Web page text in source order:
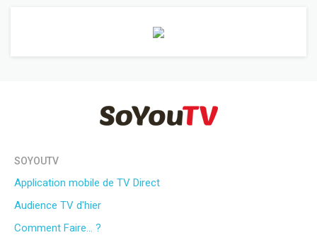
SOYOUTV
Application mobile de TV Direct
Audience TV d'hier
Comment Faire... ?